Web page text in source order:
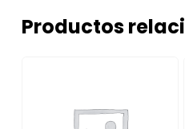
Productos